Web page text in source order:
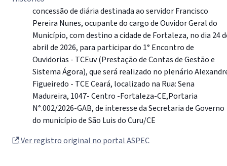
concessão de diária destinada ao servidor Francisco
Pereira Nunes, ocupante do cargo de Ouvidor Geral do
Município, com destino a cidade de Fortaleza, no dia 24
abril de 2026, para participar do 1° Encontro de
Ouvidorias - TCEuv (Prestação de Contas de Gestão e
Sistema Ágora), que será realizado no plenário
Figueiredo - TCE Ceará, localizado na Rua: Sena
Madureira, 1047- Centro -Fortaleza-CE,Portaria
N°.002/2026-GAB, de interesse da Secretaria de Governo
do município de São Luis do Curu/CE
Ver registro original no portal ASPEC